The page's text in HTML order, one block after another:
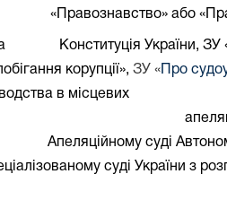
« Правознавство» або
Конституція України,
корупції», ЗУ « Про
в місцевих
Апеляційному суді
суді України з